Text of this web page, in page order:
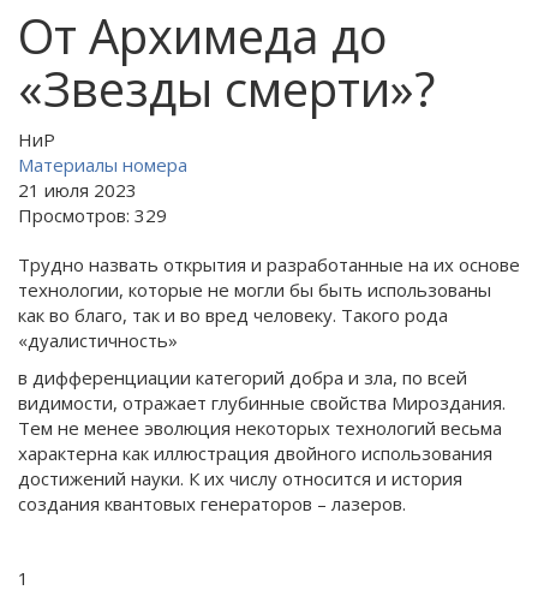
От Архимеда до
«Звезды смерти»?
НиР
Материалы номера
21 июля 2023
Просмотров: 329
Трудно назвать открытия и разработанные на их основе
технологии, которые не могли бы быть использованы
как во благо, так и во вред человеку. Такого рода
«дуалистичность»
в дифференциации категорий добра и зла, по всей
видимости, отражает глубинные свойства Мироздания.
Тем не менее эволюция некоторых технологий весьма
характерна как иллюстрация двойного использования
достижений науки. К их числу относится и история
создания квантовых генераторов – лазеров.
1